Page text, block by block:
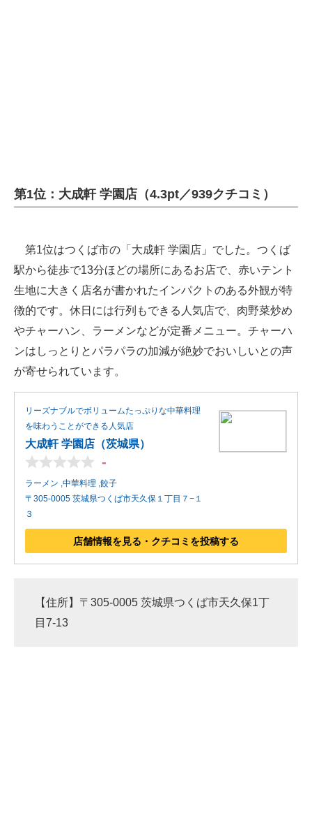
第1位：大成軒 学園店（4.3pt／939クチコミ）
第1位はつくば市の「大成軒 学園店」でした。つくば
駅から徒歩で13分ほどの場所にあるお店で、赤いテント
生地に大きく店名が書かれたインパクトのある外観が特
徴的です。休日には行列もできる人気店で、肉野菜炒め
やチャーハン、ラーメンなどが定番メニュー。チャーハ
ンはしっとりとパラパラの加減が絶妙でおいしいとの声
が寄せられています。
リーズナブルでボリュームたっぷりな中華料理
を味わうことができる人気店
大成軒 学園店（茨城県）
-
ラーメン ,中華料理 ,餃子
〒305-0005 茨城県つくば市天久保１丁目７−１
３
店舗情報を見る・クチコミを投稿する
【住所】〒305-0005 茨城県つくば市天久保1丁
目7-13